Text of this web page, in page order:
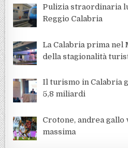
Pulizia straordinaria
Reggio Calabria
La Calabria prima
della stagionalità
Il turismo in Calabria
5,8 miliardi
Crotone, andrea gallo
massima